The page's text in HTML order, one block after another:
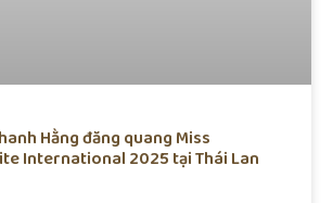
Hằng đăng quang Miss
International 2025 tại Thái Lan